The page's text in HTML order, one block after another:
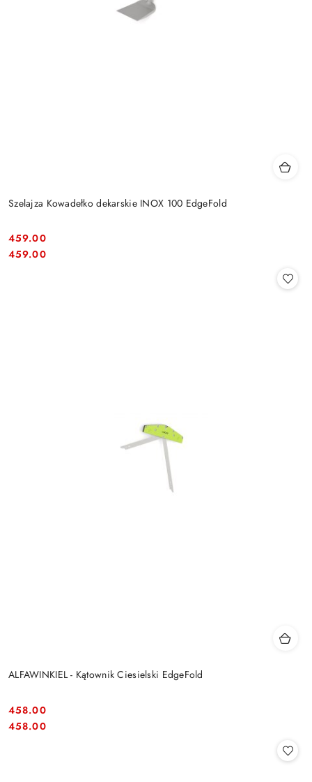
Szelajza Kowadełko dekarskie INOX 100 EdgeFold
Cena:
459.00
Cena:
459.00
ALFAWINKIEL - Kątownik Ciesielski EdgeFold
Cena:
458.00
Cena:
458.00